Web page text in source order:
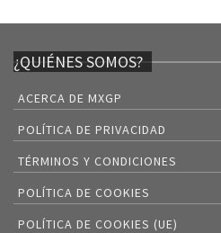
¿QUIÉNES SOMOS?
ACERCA DE MXGP
POLÍTICA DE PRIVACIDAD
TÉRMINOS Y CONDICIONES
POLÍTICA DE COOKIES
POLÍTICA DE COOKIES (UE)